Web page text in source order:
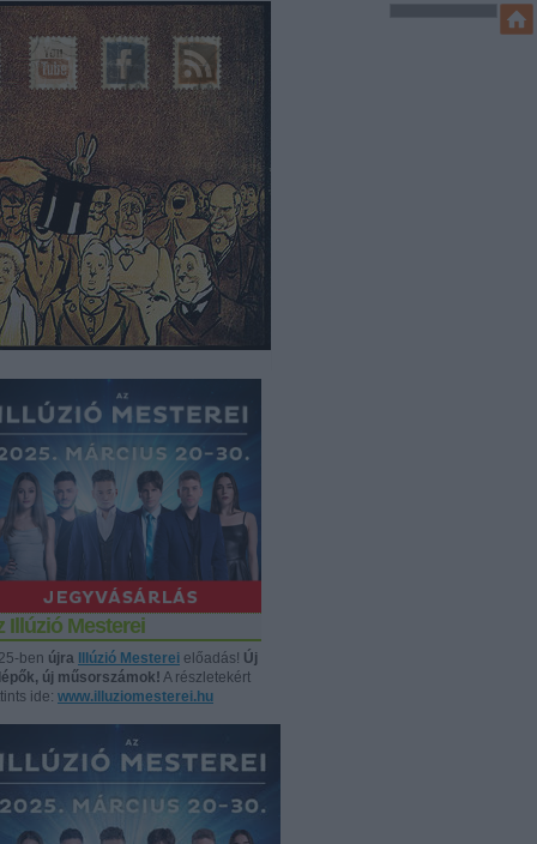
Illúzió Mesterei
ben újra Illúzió Mesterei előadás! Új
új műsorszámok! A részletekért
ide: www.illuziomesterei.hu